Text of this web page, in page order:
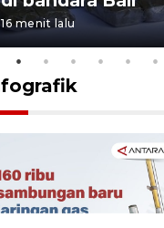
16 menit lalu